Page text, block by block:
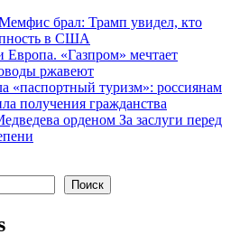
брал: Трамп увидел, кто
в США
«Газпром» мечтает
ржавеют
«паспортный туризм»: россиянам
получения гражданства
орденом За заслуги перед
Поиск